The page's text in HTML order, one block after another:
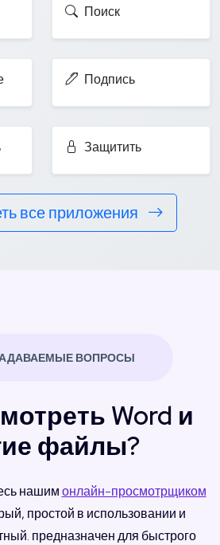
Поиск
Подпись
Защитить
все приложения
ВОПРОСЫ
Word и
файлы?
нашимонлайн-просмотрщиком
простой в использовании и
предназначен для быстрого